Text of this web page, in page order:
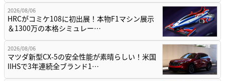
2026/08/06
HRCがコミケ108に初出展！本物F1マシン展示
＆1300万の本格シミュレー…
2026/08/06
マツダ新型CX-5の安全性能が素晴らしい！米国
IIHSで3年連続全ブランド1…